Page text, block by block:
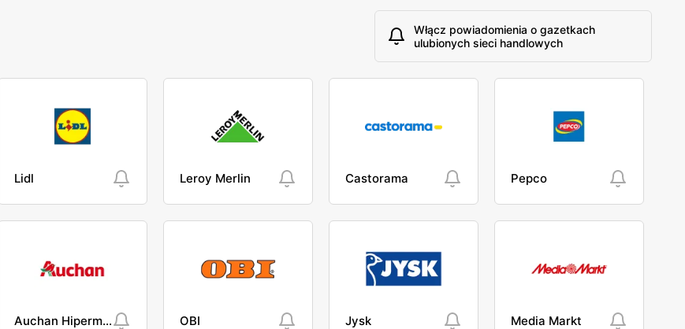
Włącz powiadomienia o gazetkach
ulubionych sieci handlowych
Lidl Leroy Merlin Castorama Pepco
Auchan Hipermarket OBI Jysk Media Markt